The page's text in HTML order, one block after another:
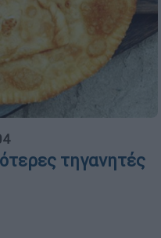
τηγανητές